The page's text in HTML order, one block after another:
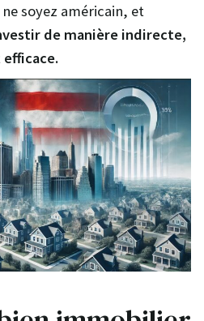
soyez américain, et
de manière indirecte,